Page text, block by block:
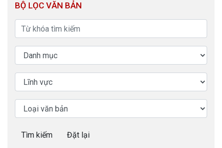
BỘ LỌC VĂN BẢN
Tìm kiếm Đặt lại